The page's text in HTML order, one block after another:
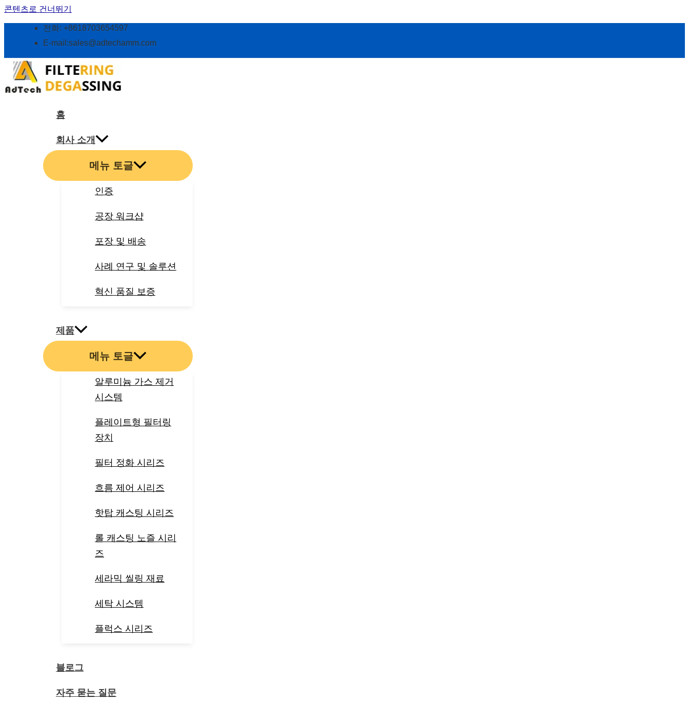
콘텐츠로 건너뛰기
전화: +8618703654597
E-mail:sales@adtechamm.com
홈
회사 소개
메뉴 토글
인증
공장 워크샵
포장 및 배송
사례 연구 및 솔루션
혁신 품질 보증
제품
메뉴 토글
알루미늄 가스 제거
시스템
플레이트형 필터링
장치
필터 정화 시리즈
흐름 제어 시리즈
핫탑 캐스팅 시리즈
롤 캐스팅 노즐 시리
즈
세라믹 씰링 재료
세탁 시스템
플럭스 시리즈
블로그
자주 묻는 질문